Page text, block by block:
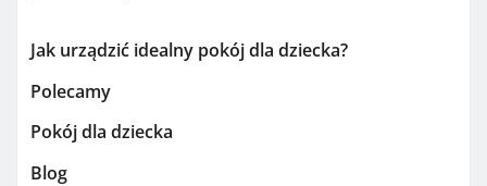
Jak urządzić idealny pokój dla dziecka?
Polecamy
Pokój dla dziecka
Blog